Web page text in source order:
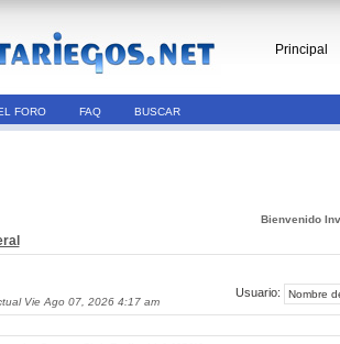
Principal
FORO FAQ BUSCAR
Bienvenido
Vie Ago 07, 2026 4:17 am
Usuario: